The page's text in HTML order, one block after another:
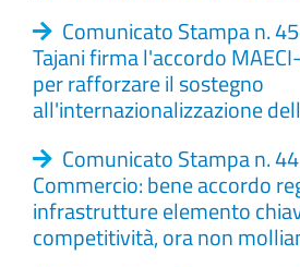
Comunicato Stampa n.
Tajani firma l'accordo
per rafforzare il sostegno
all'internazionalizzazione
Comunicato Stampa n.
Commercio: bene accordo
infrastrutture elemento
competitività, ora non